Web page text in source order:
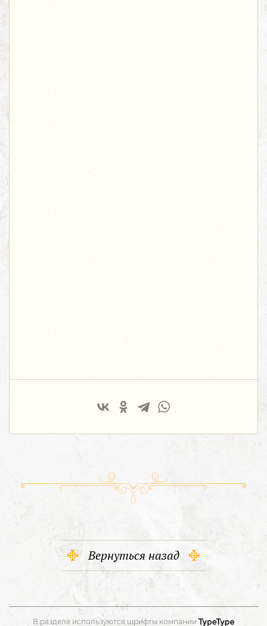
Вернуться назад
В разделе используются шрифты компании